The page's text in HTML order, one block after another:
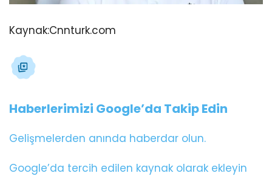
Kaynak:Cnnturk.com
Haberlerimizi Google’da Takip Edin
Gelişmelerden anında haberdar olun.
Google’da tercih edilen kaynak olarak ekleyin